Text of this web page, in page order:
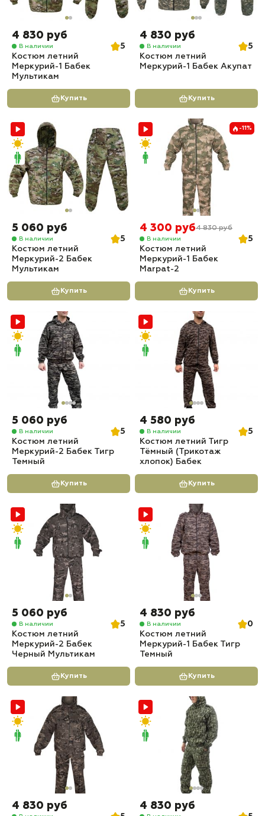
4 830 руб
В наличии
5
Костюм летний
Меркурий-1 Бабек
Мультикам
Купить
4 830 руб
В наличии
5
Костюм летний
Меркурий-1 Бабек Акупат
Купить
5 060 руб
В наличии
5
Костюм летний
Меркурий-2 Бабек
Мультикам
Купить
-11%
4 300 руб4 830 руб
В наличии
5
Костюм летний
Меркурий-1 Бабек
Marpat-2
Купить
5 060 руб
В наличии
5
Костюм летний
Меркурий-2 Бабек Тигр
Темный
Купить
4 580 руб
В наличии
5
Костюм летний Тигр
Тёмный (Трикотаж
хлопок) Бабек
Купить
5 060 руб
В наличии
5
Костюм летний
Меркурий-2 Бабек
Черный Мультикам
Купить
4 830 руб
В наличии
0
Костюм летний
Меркурий-1 Бабек Тигр
Темный
Купить
4 830 руб 4 830 руб